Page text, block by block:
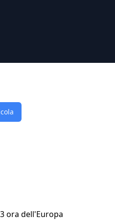
ora dell'Europa